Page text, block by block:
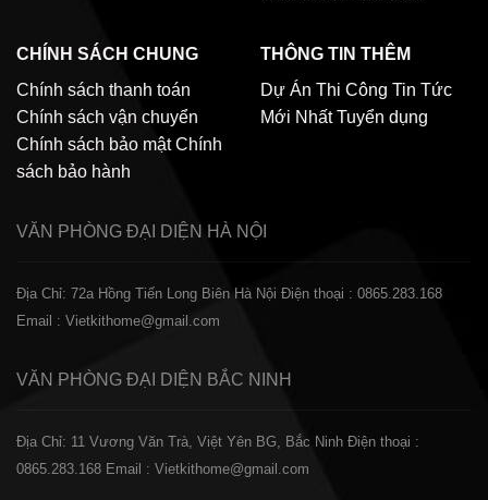
CHÍNH SÁCH CHUNG
Chính sách thanh toán
Chính sách vận chuyển
Chính sách bảo mật Chính
sách bảo hành
THÔNG TIN THÊM
Dự Án Thi Công Tin Tức
Mới Nhất Tuyển dụng
VĂN PHÒNG ĐẠI DIỆN HÀ NỘI
Địa Chỉ: 72a Hồng Tiến Long Biên Hà Nội Điện thoại : 0865.283.168
Email : Vietkithome@gmail.com
VĂN PHÒNG ĐẠI DIỆN BẮC NINH
Địa Chỉ: 11 Vương Văn Trà, Việt Yên BG, Bắc Ninh Điện thoại :
0865.283.168 Email : Vietkithome@gmail.com